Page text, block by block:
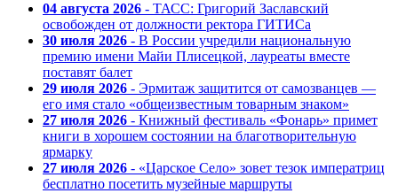
04 августа 2026 - ТАСС: Григорий Заславский
освобожден от должности ректора ГИТИСа
30 июля 2026 - В России учредили национальную
премию имени Майи Плисецкой, лауреаты вместе
поставят балет
29 июля 2026 - Эрмитаж защитится от самозванцев —
его имя стало «общеизвестным товарным знаком»
27 июля 2026 - Книжный фестиваль «Фонарь» примет
книги в хорошем состоянии на благотворительную
ярмарку
27 июля 2026 - «Царское Село» зовет тезок императриц
бесплатно посетить музейные маршруты